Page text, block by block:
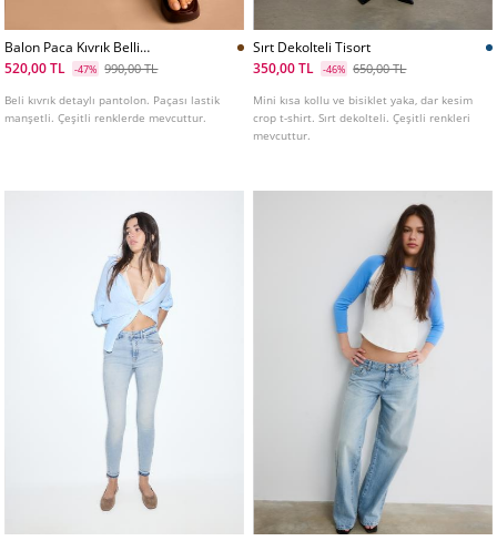
Balon Paca Kıvrık Belli
Pantolon
520,00 TL -47% 990,00 TL
Beli kıvrık detaylı pantolon. Paçası lastik
manşetli. Çeşitli renklerde mevcuttur.
Sırt Dekolteli Tisort
350,00 TL
-46% 650,00 TL
Mini kısa kollu ve bisiklet yaka, dar kesim
crop t-shirt. Sırt dekolteli. Çeşitli renkleri
mevcuttur.